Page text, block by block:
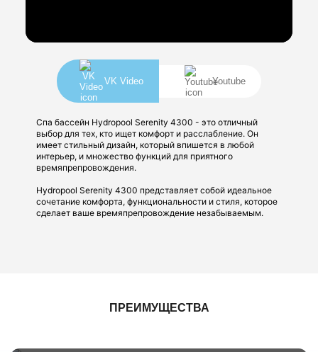
VK Video Youtube
Спа бассейн Hydropool Serenity 4300 - это отличный
выбор для тех, кто ищет комфорт и расслабление. Он
имеет стильный дизайн, который впишется в любой
интерьер, и множество функций для приятного
времяпрепровождения.
Hydropool Serenity 4300 представляет собой идеальное
сочетание комфорта, функциональности и стиля, которое
сделает ваше времяпрепровождение незабываемым.
ПРЕИМУЩЕСТВА
Бассейны Hydropool производятся в Канаде с 1986 года! В